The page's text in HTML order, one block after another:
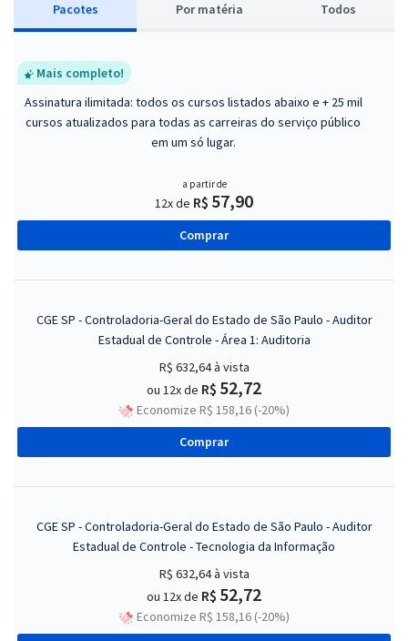
Pacotes Por matéria Todos
Mais completo!
Assinatura ilimitada: todos os cursos listados abaixo e + 25 mil
cursos atualizados para todas as carreiras do serviço público
em um só lugar.
a partir de
12x de R$ 57,90
Comprar
CGE SP - Controladoria-Geral do Estado de São Paulo - Auditor
Estadual de Controle - Área 1: Auditoria
R$ 632,64à vista
ou 12x de R$ 52,72
Economize R$ 158,16 (-20%)
Comprar
CGE SP - Controladoria-Geral do Estado de São Paulo - Auditor
Estadual de Controle - Tecnologia da Informação
R$ 632,64à vista
ou 12x de R$ 52,72
Economize R$ 158,16 (-20%)